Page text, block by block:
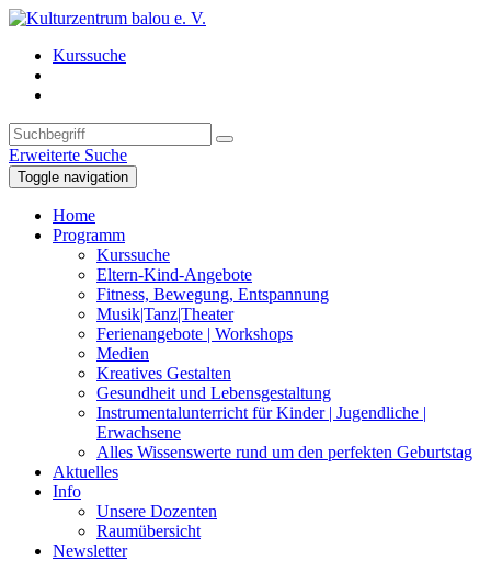
Kurssuche
Erweiterte Suche
Toggle navigation
Home
Programm
Kurssuche
Eltern-Kind-Angebote
Fitness, Bewegung, Entspannung
Musik|Tanz|Theater
Ferienangebote | Workshops
Medien
Kreatives Gestalten
Gesundheit und Lebensgestaltung
Instrumentalunterricht für Kinder | Jugendliche |
Erwachsene
Alles Wissenswerte rund um den perfekten Geburtstag
Aktuelles
Info
Unsere Dozenten
Raumübersicht
Newsletter